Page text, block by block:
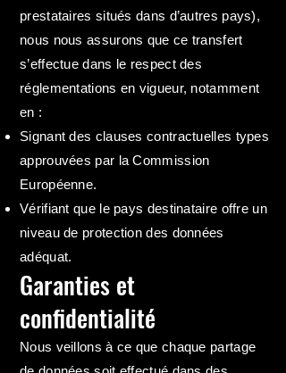
prestataires situés dans d’autres pays),
nous nous assurons que ce transfert
s’effectue dans le respect des
réglementations en vigueur, notamment
en :
Signant des clauses contractuelles types
approuvées par la Commission
Européenne.
Vérifiant que le pays destinataire offre un
niveau de protection des données
adéquat.
Garanties et
confidentialité
Nous veillons à ce que chaque partage